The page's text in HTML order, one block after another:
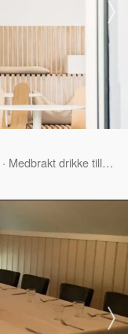
· Medbrakt drikke tillatt